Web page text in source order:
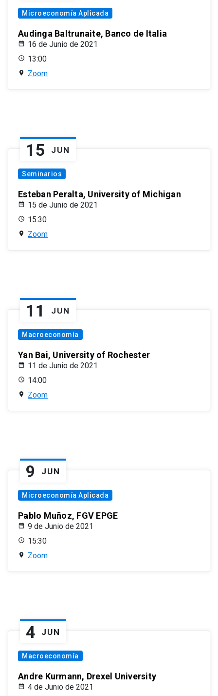
Microeconomía Aplicada
Audinga Baltrunaite, Banco de Italia
16 de Junio de 2021
13:00
Zoom
15 JUN
Seminarios
Esteban Peralta, University of Michigan
15 de Junio de 2021
15:30
Zoom
11 JUN
Macroeconomía
Yan Bai, University of Rochester
11 de Junio de 2021
14:00
Zoom
9 JUN
Microeconomía Aplicada
Pablo Muñoz, FGV EPGE
9 de Junio de 2021
15:30
Zoom
4 JUN
Macroeconomía
Andre Kurmann, Drexel University
4 de Junio de 2021